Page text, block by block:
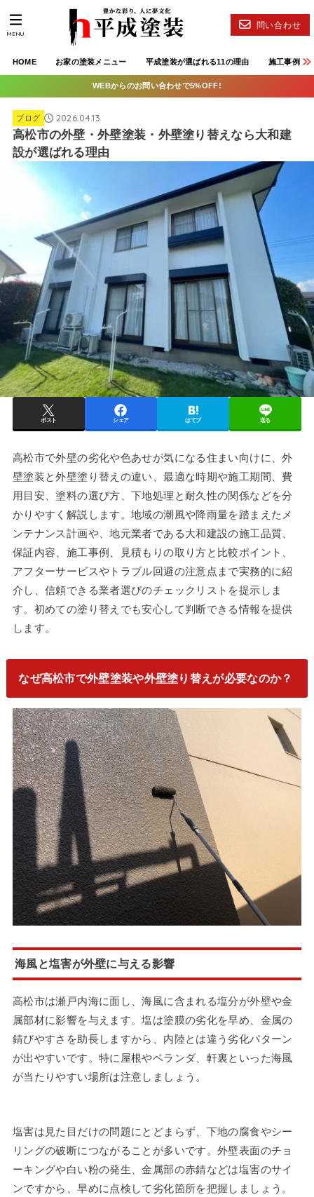
HOME お家の塗装メニュー 平成塗装が選ばれる11の理由 施工事例
問い合わせ
MENU
WEBからのお問い合わせで5%OFF!
ブログ 2026.04.13
高松市の外壁・外壁塗装・外壁塗り替えなら大和建
設が選ばれる理由
ポスト シェア はてブ 送る
高松市で外壁の劣化や色あせが気になる住まい向けに、外
壁塗装と外壁塗り替えの違い、最適な時期や施工期間、費
用目安、塗料の選び方、下地処理と耐久性の関係などを分
かりやすく解説します。地域の潮風や降雨量を踏まえたメ
ンテナンス計画や、地元業者である大和建設の施工品質、
保証内容、施工事例、見積もりの取り方と比較ポイント、
アフターサービスやトラブル回避の注意点まで実務的に紹
介し、信頼できる業者選びのチェックリストを提示しま
す。初めての塗り替えでも安心して判断できる情報を提供
します。
なぜ高松市で外壁塗装や外壁塗り替えが必要なのか？
海風と塩害が外壁に与える影響
高松市は瀬戸内海に面し、海風に含まれる塩分が外壁や金
属部材に影響を与えます。塩は塗膜の劣化を早め、金属の
錆びやすさを助長しますから、内陸とは違う劣化パターン
が出やすいです。特に屋根やベランダ、軒裏といった海風
が当たりやすい場所は注意しましょう。
塩害は見た目だけの問題にとどまらず、下地の腐食やシー
リングの破断につながることが多いです。外壁表面のチョ
ーキングや白い粉の発生、金属部の赤錆などは塩害のサイ
ンですから、早めに点検して劣化箇所を把握しましょう。